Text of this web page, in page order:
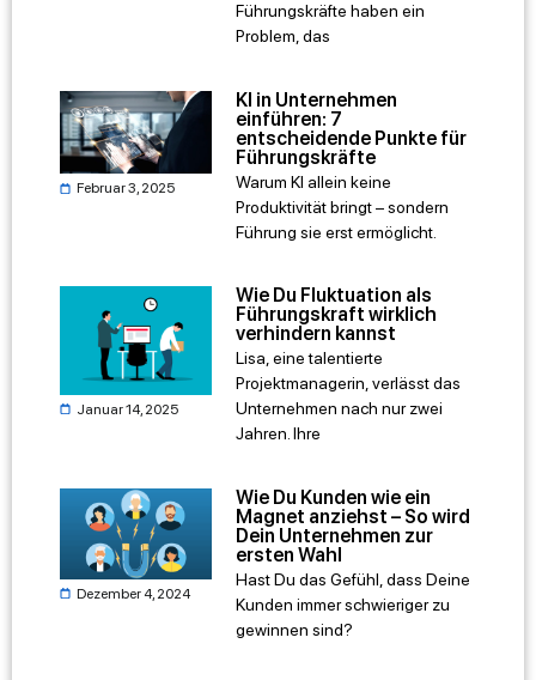
Führungskräfte haben ein
Problem, das
Februar 3, 2025
KI in Unternehmen
einführen: 7
entscheidende Punkte für
Führungskräfte
Warum KI allein keine
Produktivität bringt – sondern
Führung sie erst ermöglicht.
Januar 14, 2025
Wie Du Fluktuation als
Führungskraft wirklich
verhindern kannst
Lisa, eine talentierte
Projektmanagerin, verlässt das
Unternehmen nach nur zwei
Jahren. Ihre
Dezember 4, 2024
Wie Du Kunden wie ein
Magnet anziehst – So wird
Dein Unternehmen zur
ersten Wahl
Hast Du das Gefühl, dass Deine
Kunden immer schwieriger zu
gewinnen sind?